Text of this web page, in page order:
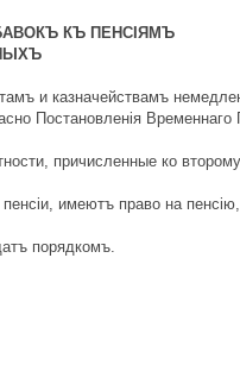
КЪ ПЕНСIЯМЪ
и казначействамъ
Постановленiя Временнаго
причисленные ко
имеютъ право на
порядкомъ.